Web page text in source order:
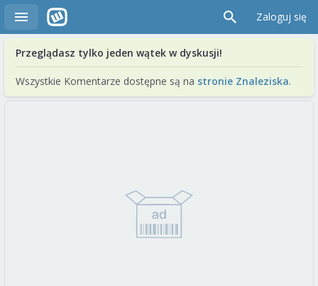
Zaloguj się
Przeglądasz tylko jeden wątek w dyskusji!
Wszystkie Komentarze dostępne są na stronie Znaleziska.